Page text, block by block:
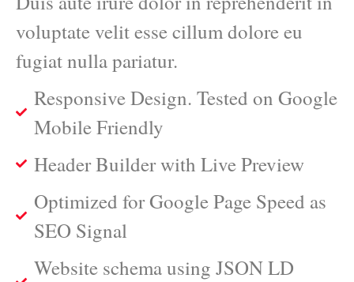
voluptate velit esse cillum dolore eu
fugiat nulla pariatur.
Responsive Design. Tested on Google
Mobile Friendly
Header Builder with Live Preview
Optimized for Google Page Speed as
SEO Signal
Website schema using JSON LD